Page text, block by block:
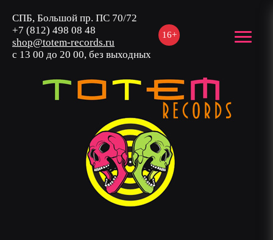
16+
СПБ, Большой пр. ПС 70/72
+7 (812) 498 08 48
shop@totem-records.ru
с 13 00 до 20 00, без выходных